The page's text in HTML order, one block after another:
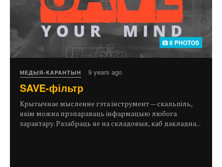
6 PHOTOS
МЕДЫЯ-КАРАНТЫН 9 years ago
SAVE-фільтр
Крытычнае мысленне гэта інструмент — скальпіль,
якім можна прэпараваць інфармацыю любога
характару. Разабраць яе на складовыя, каб дакладна...